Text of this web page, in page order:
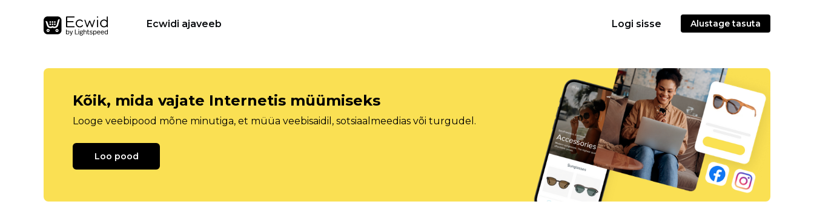
Ecwidi ajaveeb Logi sisse Alustage tasuta
Kõik, mida vajate Internetis müümiseks
Looge veebipood mõne minutiga, et müüa veebisaidil, sotsiaalmeedias või turgudel.
Loo pood